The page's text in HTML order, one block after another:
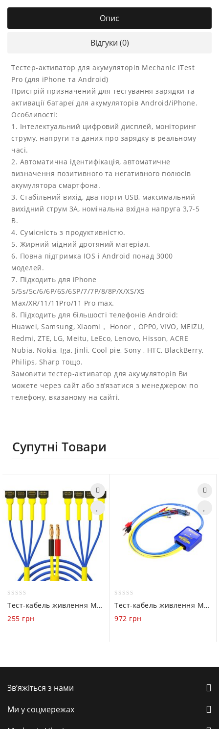
Опис
Відгуки (0)
Тестер-активатор для акумуляторів Mechanic iTest
Pro (для iPhone та Android)
Пристрій призначений для тестування зарядки та
активації батареї для акумуляторів Android/iPhone.
Особливості:
1. Інтелектуальний цифровий дисплей, моніторинг
струму, напруги та даних про зарядку в реальному
часі.
2. Автоматична ідентифікація, автоматичне
визначення позитивного та негативного полюсів
акумулятора смартфона.
3. Стабільний вихід, два порти USB, максимальний
вихідний струм 3A, номінальна вхідна напруга 3,7-5
В.
4. Сумісність з продуктивністю.
5. Жирний мідний дротяний матеріал.
6. Повна підтримка IOS і Android понад 3000
моделей.
7. Підходить для iPhone
5/5s/5c/6/6P/6S/6SP/7/7P/8/8P/X/XS/XS
Max/XR/11/11Pro/11 Pro max.
8. Підходить для більшості телефонів Android:
Huawei, Samsung, Xiaomi， Honor，OPP0, VIVO, MEIZU,
Redmi, ZTE, LG, Meitu, LeEco, Lenovo, Hisson, ACRE
Nubia, Nokia, Iga, Jinli, Cool pie, Sony , HTC, BlackBerry,
Philips, Sharp тощо.
Замовити тестер-активатор для акумуляторів Ви
можете через сайт або зв’язатися з менеджером по
телефону, вказаному на сайті.
Супутні Товари
out
of
Тест-кабель живлення Mechanic IP 9 Pro (25 in 1) для iPhone (5 – 12) / iPad Mini (1 – 4)
255 грн
out
of
Тест-кабель живлення Mechanic Power Ultra
972 грн
Зв’яжіться з нами
Ми у соцмережах